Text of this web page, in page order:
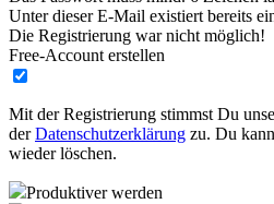
Unter dieser E-Mail existiert bereits
Die Registrierung war nicht möglich!
Free-Account erstellen
Mit der Registrierung stimmst Du
derDatenschutzerklärung zu. Du
wieder löschen.
Produktiver werden